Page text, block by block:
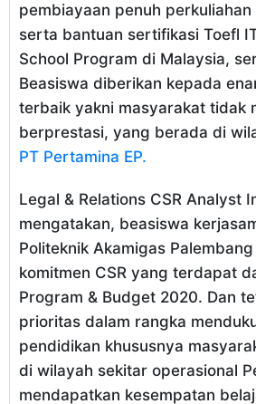
pembiayaan penuh
serta bantuan sertifikasi Toefl
School Program di Malaysia,
Beasiswa diberikan kepada
terbaik yakni masyarakat tidak
berprestasi, yang berada di
PT Pertamina EP.
Legal & Relations CSR Analyst
mengatakan, beasiswa
Politeknik Akamigas
komitmen CSR yang terdapat
Program & Budget 2020. Dan
prioritas dalam rangka
pendidikan khususnya
di wilayah sekitar operasional
mendapatkan kesempatan